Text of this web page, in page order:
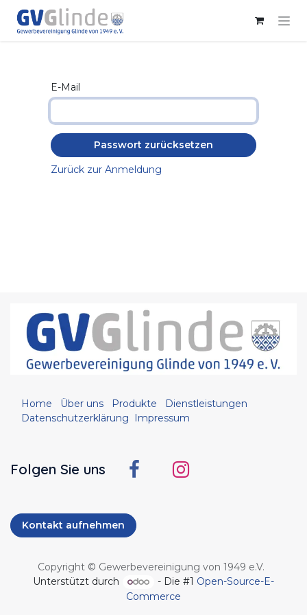
Zum Inhalt springen
E-Mail
Passwort zurücksetzen
Zurück zur Anmeldung
Home Über uns Produkte
Dienstleistungen
Datenschutzerklärung
Impressum
Folgen Sie uns
Kontakt aufnehmen
Copyright © Gewerbevereinigung von 1949 e.V.
Unterstützt durch
- Die #1 Open-Source-E-
Commerce